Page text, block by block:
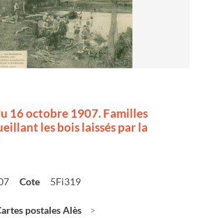
16 octobre 1907. Familles
les bois laissés par la
Cote 5Fi319
postales Alès